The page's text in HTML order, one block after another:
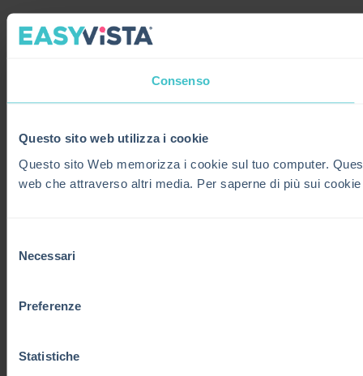
Consenso
Questo sito web utilizza i cookie
Questo sito Web memorizza i cookie sul tuo computer.
web che attraverso altri media. Per saperne di più sui
delNecessari
Preferenze
Statistiche